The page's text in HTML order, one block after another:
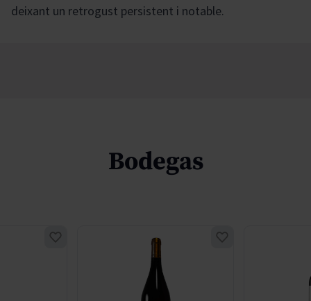
deixant un retrogust persistent i notable.
Bodegas